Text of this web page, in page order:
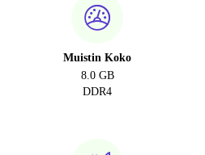
Muistin Koko
8.0 GB
DDR4